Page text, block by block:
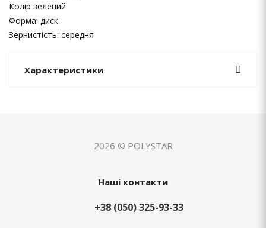
Колір зелений
Форма: диск
Зернистість: середня
Характеристики
2026 © POLYSTAR
Наші контакти
+38 (050) 325-93-33